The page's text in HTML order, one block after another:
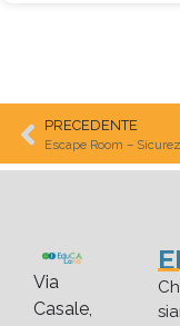
PRECEDENTE
Via
Casale,